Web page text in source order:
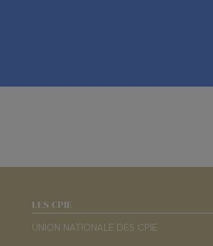
LES CPIE
UNION NATIONALE DES CPIE